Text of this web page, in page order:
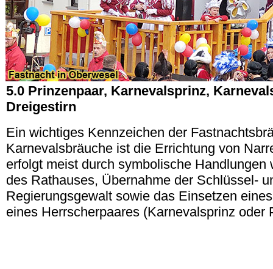
5.0 Prinzenpaar, Karnevalsprinz,
Dreigestirn
Ein wichtiges Kennzeichen der
Karnevalsbräuche ist die Errichtung von
erfolgt meist durch symbolische Handlungen
des Rathauses, Übernahme der Schlüssel-
Regierungsgewalt sowie das Einsetzen
eines Herrscherpaares (Karnevalsprinz oder